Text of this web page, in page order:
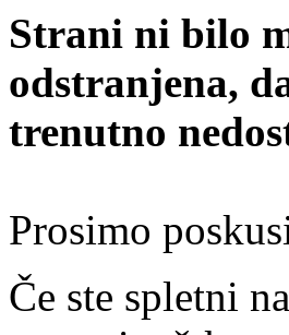
Strani ni bilo
odstranjena,
trenutno
Prosimo
Če ste spletni